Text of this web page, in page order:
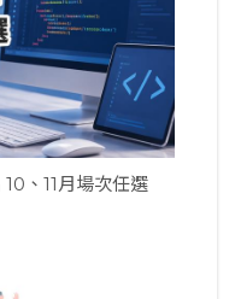
、11月場次任選